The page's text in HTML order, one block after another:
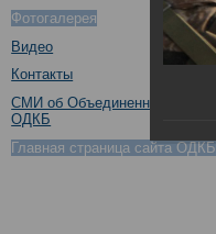
Фотогалерея
Видео
Контакты
СМИ об Объединенном штабе
ОДКБ
Главная страница сайта ОДКБ